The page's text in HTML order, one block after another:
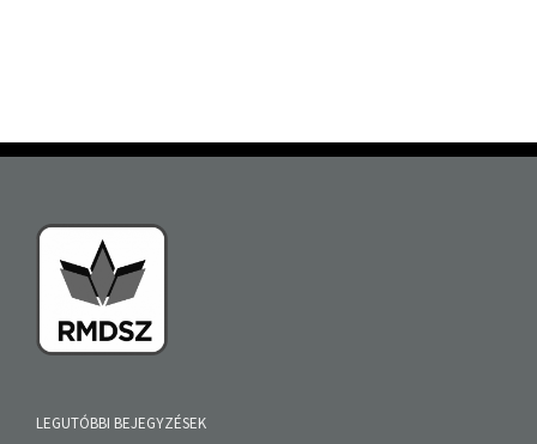
LEGUTÓBBI BEJEGYZÉSEK